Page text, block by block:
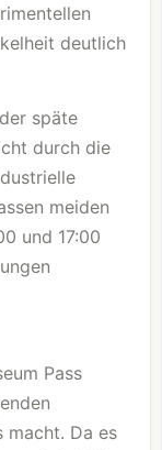
deutlich
späte
durch die
meiden
und 17:00
Pass
macht. Da es